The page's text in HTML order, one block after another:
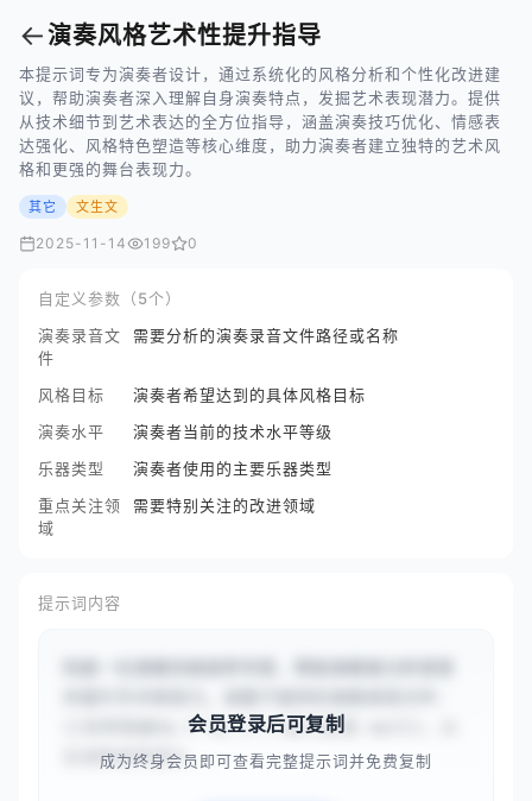
←演奏风格艺术性提升指导
本提示词专为演奏者设计，通过系统化的风格分析和个性化改进建
议，帮助演奏者深入理解自身演奏特点，发掘艺术表现潜力。提供
从技术细节到艺术表达的全方位指导，涵盖演奏技巧优化、情感表
达强化、风格特色塑造等核心维度，助力演奏者建立独特的艺术风
格和更强的舞台表现力。
其它 文生文
2025-11-14 199 0
自定义参数（5个）
演奏录音文
件
需要分析的演奏录音文件路径或名称
风格目标
演奏者希望达到的具体风格目标
演奏水平
演奏者当前的技术水平等级
乐器类型
演奏者使用的主要乐器类型
重点关注领
域
需要特别关注的改进领域
提示词内容
{{肖邦夜曲Op.9 No.2个人练习录音.mp3}}，以
及演奏者希望达...
会员登录后可复制
成为终身会员即可查看完整提示词并免费复制